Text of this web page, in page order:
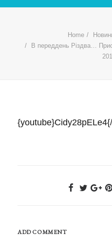
Home
В переддень Різдва…
ADD COMMENT